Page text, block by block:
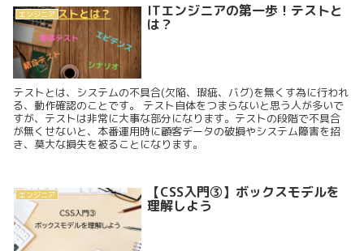
エンジニア ITエンジニアの第一歩！テストと
は？
テストとは、システムの不具合(欠陥、瑕疵、バグ)を無くす為に行われ
る、動作確認のことです。 テスト自体をつまらないと思う人が多いで
すが、テストは非常に大事な部分になります。テストの段階で不具合
が無くせないと、本番運用時に顧客データの破損やシステム障害を招
き、莫大な損失を被ることになります。
エンジニア 【CSS入門③】ボックスモデルを
理解しよう